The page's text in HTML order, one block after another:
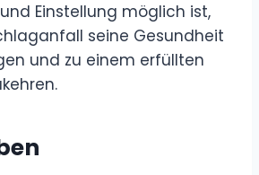
Einstellung möglich ist,
seine Gesundheit
und zu einem erfüllten